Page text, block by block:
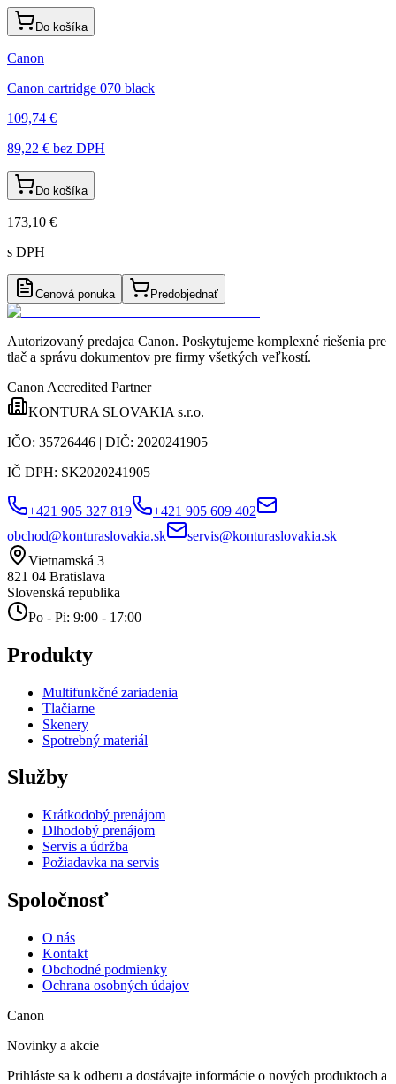
Do košíka
Canon
Canon cartridge 070 black
109,74 €
89,22 € bez DPH
Do košíka
173,10 €
s DPH
Cenová ponuka Predobjednať
Autorizovaný predajca Canon. Poskytujeme komplexné riešenia pre
tlač a správu dokumentov pre firmy všetkých veľkostí.
Canon Accredited Partner
KONTURA SLOVAKIA s.r.o.
IČO: 35726446 | DIČ: 2020241905
IČ DPH: SK2020241905
+421 905 327 819
+421 905 609 402
obchod@konturaslovakia.sk
servis@konturaslovakia.sk
Vietnamská 3
821 04 Bratislava
Slovenská republika
Po - Pi: 9:00 - 17:00
Produkty
Multifunkčné zariadenia
Tlačiarne
Skenery
Spotrebný materiál
Služby
Krátkodobý prenájom
Dlhodobý prenájom
Servis a údržba
Požiadavka na servis
Spoločnosť
O nás
Kontakt
Obchodné podmienky
Ochrana osobných údajov
Canon
Novinky a akcie
Prihláste sa k odberu a dostávajte informácie o nových produktoch a